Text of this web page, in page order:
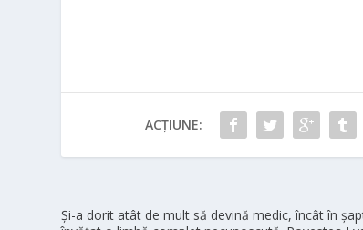
ACȚIUNE:
Şi-a dorit atât de mult să devină medic, încât în